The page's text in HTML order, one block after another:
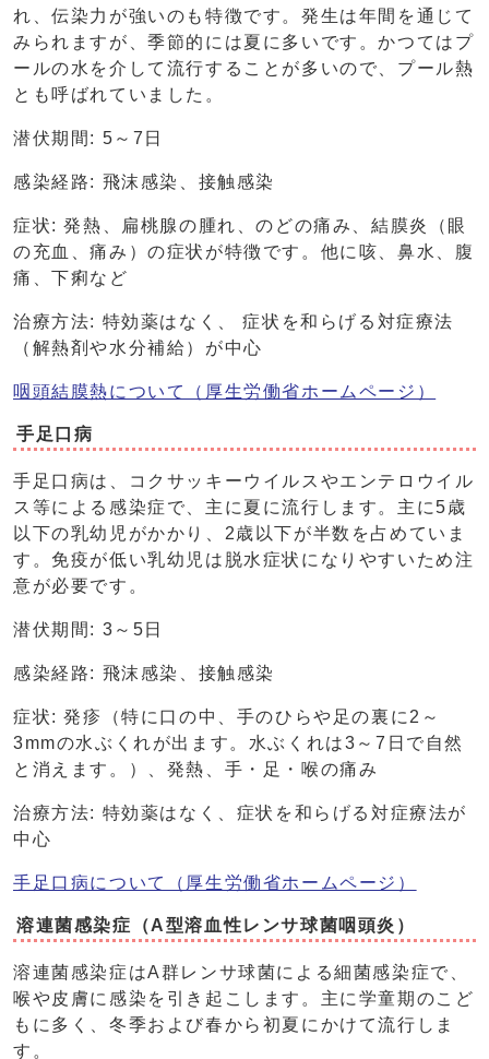
れ、伝染力が強いのも特徴です。発生は年間を通じて
みられますが、季節的には夏に多いです。かつてはプ
ールの水を介して流行することが多いので、プール熱
とも呼ばれていました。
潜伏期間: 5～7日
感染経路: 飛沫感染、接触感染
症状: 発熱、扁桃腺の腫れ、のどの痛み、結膜炎（眼
の充血、痛み）の症状が特徴です。他に咳、鼻水、腹
痛、下痢など
治療方法: 特効薬はなく、 症状を和らげる対症療法
（解熱剤や水分補給）が中心
咽頭結膜熱について（厚生労働省ホームページ）
手足口病
手足口病は、コクサッキーウイルスやエンテロウイル
ス等による感染症で、主に夏に流行します。主に5歳
以下の乳幼児がかかり、2歳以下が半数を占めていま
す。免疫が低い乳幼児は脱水症状になりやすいため注
意が必要です。
潜伏期間: 3～5日
感染経路: 飛沫感染、接触感染
症状: 発疹（特に口の中、手のひらや足の裏に2～
3mmの水ぶくれが出ます。水ぶくれは3～7日で自然
と消えます。）、発熱、手・足・喉の痛み
治療方法: 特効薬はなく、症状を和らげる対症療法が
中心
手足口病について（厚生労働省ホームページ）
溶連菌感染症（A型溶血性レンサ球菌咽頭炎）
溶連菌感染症はA群レンサ球菌による細菌感染症で、
喉や皮膚に感染を引き起こします。主に学童期のこど
もに多く、冬季および春から初夏にかけて流行しま
す。